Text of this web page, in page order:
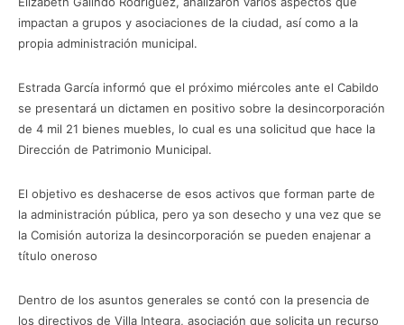
impactan a grupos y asociaciones de la ciudad, así como a la
propia administración municipal.
Estrada García informó que el próximo miércoles ante el Cabildo
se presentará un dictamen en positivo sobre la desincorporación
de 4 mil 21 bienes muebles, lo cual es una solicitud que hace la
Dirección de Patrimonio Municipal.
El objetivo es deshacerse de esos activos que forman parte de
la administración pública, pero ya son desecho y una vez que se
la Comisión autoriza la desincorporación se pueden enajenar a
título oneroso
Dentro de los asuntos generales se contó con la presencia de
los directivos de Villa Integra, asociación que solicita un recurso